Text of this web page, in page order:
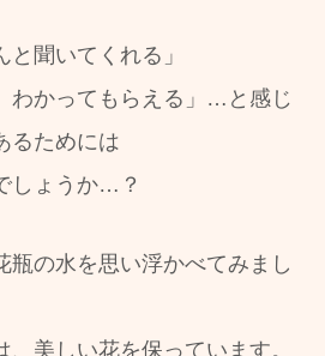
と聞いてくれる」
わかってもらえる」…と感じ
るためには
しょうか…？
瓶の水を思い浮かべてみまし
美しい花を保っています。